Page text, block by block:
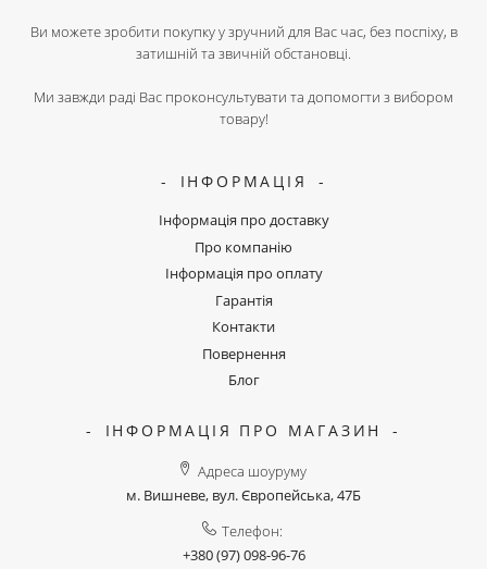
Ви можете зробити покупку у зручний для Вас час, без поспіху, в
затишній та звичній обстановці.
Ми завжди раді Вас проконсультувати та допомогти з вибором
товару!
ІНФОРМАЦІЯ
Інформація про доставку
Про компанію
Інформація про оплату
Гарантія
Контакти
Повернення
Блог
ІНФОРМАЦІЯ ПРО МАГАЗИН
Адреса шоуруму
м. Вишневе, вул. Європейська, 47Б
Телефон:
+380 (97) 098-96-76